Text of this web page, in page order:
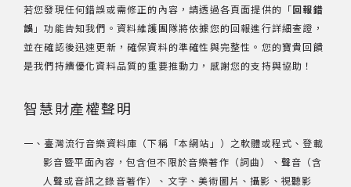
若您發現任何錯誤或需修正的內容，請透過各頁面提供的「回報錯
誤 」功能告知我們。資料維護團隊將依據您的回報進行詳細查證，
並在確認後迅速更新，確保資料的準確性與完整性。您的寶貴回饋
是我們持續優化資料品質的重要推動力，感謝您的支持與協助！
智慧財產權聲明
一、臺灣流行音樂資料庫（下稱「本網站」）之軟體或程式、登載
影音暨平面內容，包含但不限於音樂著作（詞曲）、聲音（含
人聲或音訊之錄音著作）、文字、美術圖片、攝影、視聽影